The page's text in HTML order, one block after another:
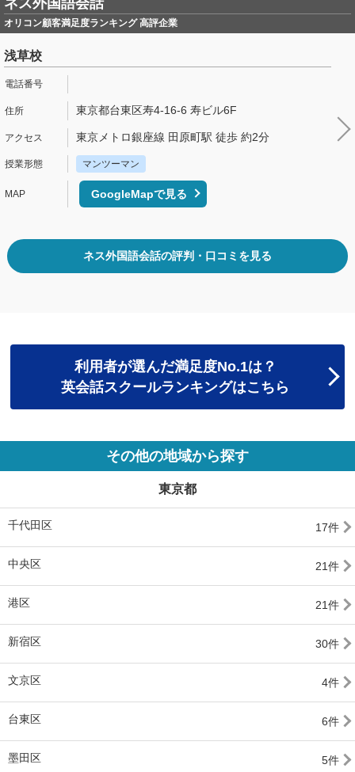
オリコン顧客満足度ランキング 高評企業
浅草校
東京都台東区寿4-16-6 寿ビル6F
東京メトロ銀座線 田原町駅 徒歩 約2分
マンツーマン
GoogleMapで見る
ネス外国語会話の評判・口コミを見る
利用者が選んだ満足度No.1は？
英会話スクールランキングはこちら
その他の地域から探す
東京都
千代田区 17件
中央区 21件
港区 21件
新宿区 30件
文京区 4件
台東区 6件
墨田区 5件